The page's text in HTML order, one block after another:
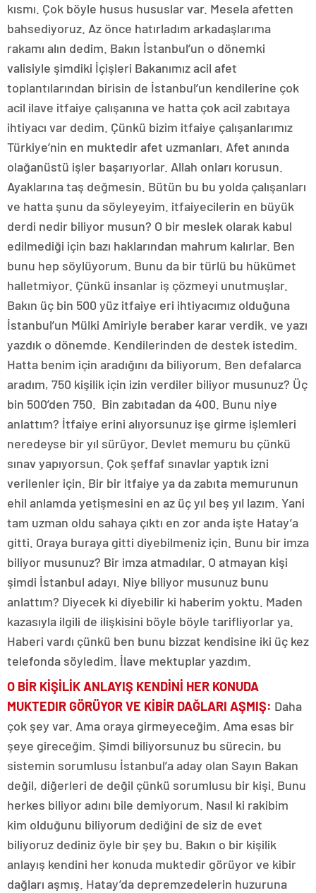
kısmı. Çok böyle husus hususlar var. Mesela afetten
bahsediyoruz. Az önce hatırladım arkadaşlarıma
rakamı alın dedim. Bakın İstanbul’un o dönemki
valisiyle şimdiki İçişleri Bakanımız acil afet
toplantılarından birisin de İstanbul’un kendilerine çok
acil ilave itfaiye çalışanına ve hatta çok acil zabıtaya
ihtiyacı var dedim. Çünkü bizim itfaiye çalışanlarımız
Türkiye’nin en muktedir afet uzmanları. Afet anında
olağanüstü işler başarıyorlar. Allah onları korusun.
Ayaklarına taş değmesin. Bütün bu bu yolda çalışanları
ve hatta şunu da söyleyeyim. itfaiyecilerin en büyük
derdi nedir biliyor musun? O bir meslek olarak kabul
edilmediği için bazı haklarından mahrum kalırlar. Ben
bunu hep söylüyorum. Bunu da bir türlü bu hükümet
halletmiyor. Çünkü insanlar iş çözmeyi unutmuşlar.
Bakın üç bin 500 yüz itfaiye eri ihtiyacımız olduğuna
İstanbul’un Mülki Amiriyle beraber karar verdik. ve yazı
yazdık o dönemde. Kendilerinden de destek istedim.
Hatta benim için aradığını da biliyorum. Ben defalarca
aradım, 750 kişilik için izin verdiler biliyor musunuz? Üç
bin 500’den 750. Bin zabıtadan da 400. Bunu niye
anlattım? İtfaiye erini alıyorsunuz işe girme işlemleri
neredeyse bir yıl sürüyor. Devlet memuru bu çünkü
sınav yapıyorsun. Çok şeffaf sınavlar yaptık izni
verilenler için. Bir bir itfaiye ya da zabıta memurunun
ehil anlamda yetişmesini en az üç yıl beş yıl lazım. Yani
tam uzman oldu sahaya çıktı en zor anda işte Hatay’a
gitti. Oraya buraya gitti diyebilmeniz için. Bunu bir imza
biliyor musunuz? Bir imza atmadılar. O atmayan kişi
şimdi İstanbul adayı. Niye biliyor musunuz bunu
anlattım? Diyecek ki diyebilir ki haberim yoktu. Maden
kazasıyla ilgili de ilişkisini böyle böyle tarifliyorlar ya.
Haberi vardı çünkü ben bunu bizzat kendisine iki üç kez
telefonda söyledim. İlave mektuplar yazdım.
O BİR KİŞİLİK ANLAYIŞ KENDİNİ HER KONUDA
MUKTEDIR GÖRÜYOR VE KİBİR DAĞLARI AŞMIŞ: Daha
çok şey var. Ama oraya girmeyeceğim. Ama esas bir
şeye gireceğim. Şimdi biliyorsunuz bu sürecin, bu
sistemin sorumlusu İstanbul’a aday olan Sayın Bakan
değil, diğerleri de değil çünkü sorumlusu bir kişi. Bunu
herkes biliyor adını bile demiyorum. Nasıl ki rakibim
kim olduğunu biliyorum dediğini de siz de evet
biliyoruz dediniz öyle bir şey bu. Bakın o bir kişilik
anlayış kendini her konuda muktedir görüyor ve kibir
dağları aşmış. Hatay’da depremzedelerin huzuruna